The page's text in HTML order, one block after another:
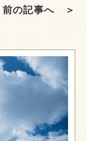
前の記事へ ＞